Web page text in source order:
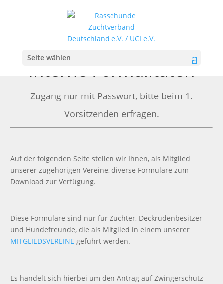
Seite wählen
Interne Formalitäten
Zugang nur mit Passwort, bitte beim 1.
Vorsitzenden erfragen.
Auf der folgenden Seite stellen wir Ihnen, als Mitglied
unserer zugehörigen Vereine, diverse Formulare zum
Download zur Verfügung.
Diese Formulare sind nur für Züchter, Deckrüdenbesitzer
und Hundefreunde, die als Mitglied in einem unserer
MITGLIEDSVEREINE geführt werden.
Es handelt sich hierbei um den Antrag auf Zwingerschutz